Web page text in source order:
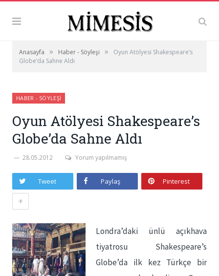
Anasayfa » Haber - Söyleşi »
Oyun Atölyesi Shakespeare’s
Globe’da Sahne Aldı
HABER - SÖYLEŞI
Oyun Atölyesi Shakespeare’s
Globe’da Sahne Aldı
28.05.2012 Yorum yapılmamış
Tweet Paylaş Pinterest
+
Londra’daki ünlü açıkhava
tiyatrosu Shakespeare’s
Globe’da ilk kez Türkçe bir